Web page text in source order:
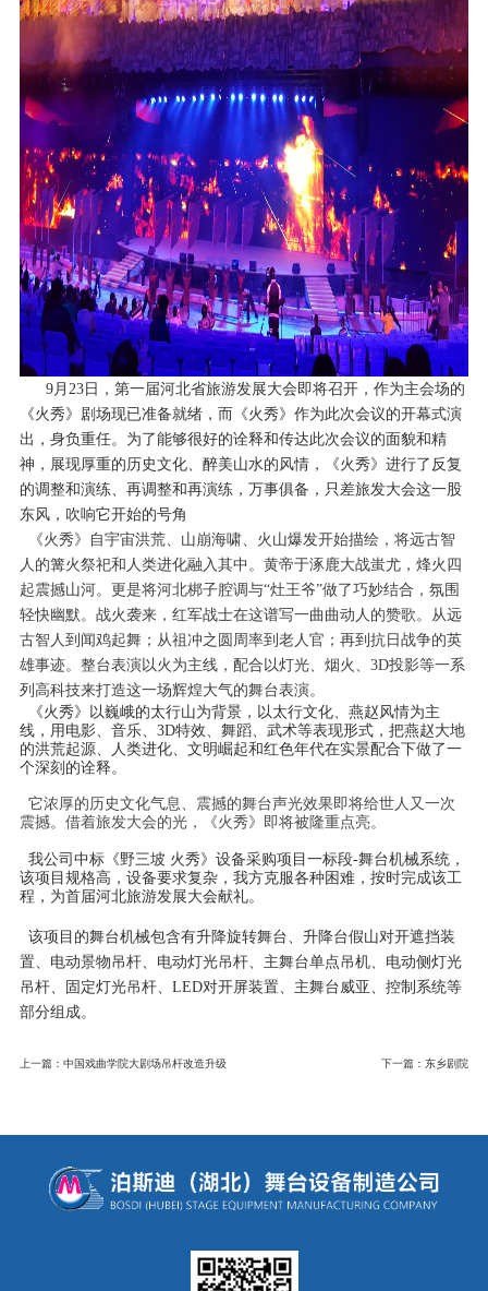
9月23日，第一届河北省旅游发展大会即将召开，作为主会场的
《火秀》剧场现已准备就绪，而《火秀》作为此次会议的开幕式演
出，身负重任。为了能够很好的诠释和传达此次会议的面貌和精
神，展现厚重的历史文化、醉美山水的风情，《火秀》进行了反复
的调整和演练、再调整和再演练，万事俱备，只差旅发大会这一股
东风，吹响它开始的号角
《火秀》自宇宙洪荒、山崩海啸、火山爆发开始描绘，将远古智
人的篝火祭祀和人类进化融入其中。黄帝于涿鹿大战蚩尤，烽火四
起震撼山河。更是将河北梆子腔调与“灶王爷”做了巧妙结合，氛围
轻快幽默。战火袭来，红军战士在这谱写一曲曲动人的赞歌。从远
古智人到闻鸡起舞；从祖冲之圆周率到老人官；再到抗日战争的英
雄事迹。整台表演以火为主线，配合以灯光、烟火、3D投影等一系
列高科技来打造这一场辉煌大气的舞台表演。
《火秀》以巍峨的太行山为背景，以太行文化、燕赵风情为主
线，用电影、音乐、3D特效、舞蹈、武术等表现形式，把燕赵大地
的洪荒起源、人类进化、文明崛起和红色年代在实景配合下做了一
个深刻的诠释。
它浓厚的历史文化气息、震撼的舞台声光效果即将给世人又一次
震撼。借着旅发大会的光，《火秀》即将被隆重点亮。
我公司中标《野三坡 火秀》设备采购项目一标段-舞台机械系统，
该项目规格高，设备要求复杂，我方克服各种困难，按时完成该工
程，为首届河北旅游发展大会献礼。
该项目的舞台机械包含有升降旋转舞台、升降台假山对开遮挡装
置、电动景物吊杆、电动灯光吊杆、主舞台单点吊机、电动侧灯光
吊杆、固定灯光吊杆、LED对开屏装置、主舞台威亚、控制系统等
部分组成。
上一篇：中国戏曲学院大剧场吊杆改造升级 下一篇：东乡剧院